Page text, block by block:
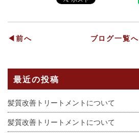
◀前へ ブログ一覧へ
最近の投稿
髪質改善トリートメントについて
髪質改善トリートメントについて